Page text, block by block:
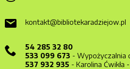
kontakt@bibliotekaradziejow.pl
54 285 32 80
533 099 673 - Wypożyczalnia
537 932 935 - Karolina Ćwikła -